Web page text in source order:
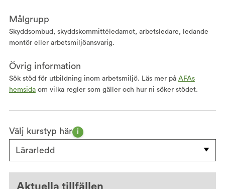
Målgrupp
Skyddsombud, skyddskommittéledamot, arbetsledare, ledande
montör eller arbetsmiljöansvarig.
Övrig information
Sök stöd för utbildning inom arbetsmiljö. Läs mer på AFAs
hemsidaom vilka regler som gäller och hur ni söker stödet.
Välj kurstyp här i
Lärarledd
Aktuella tillfällen